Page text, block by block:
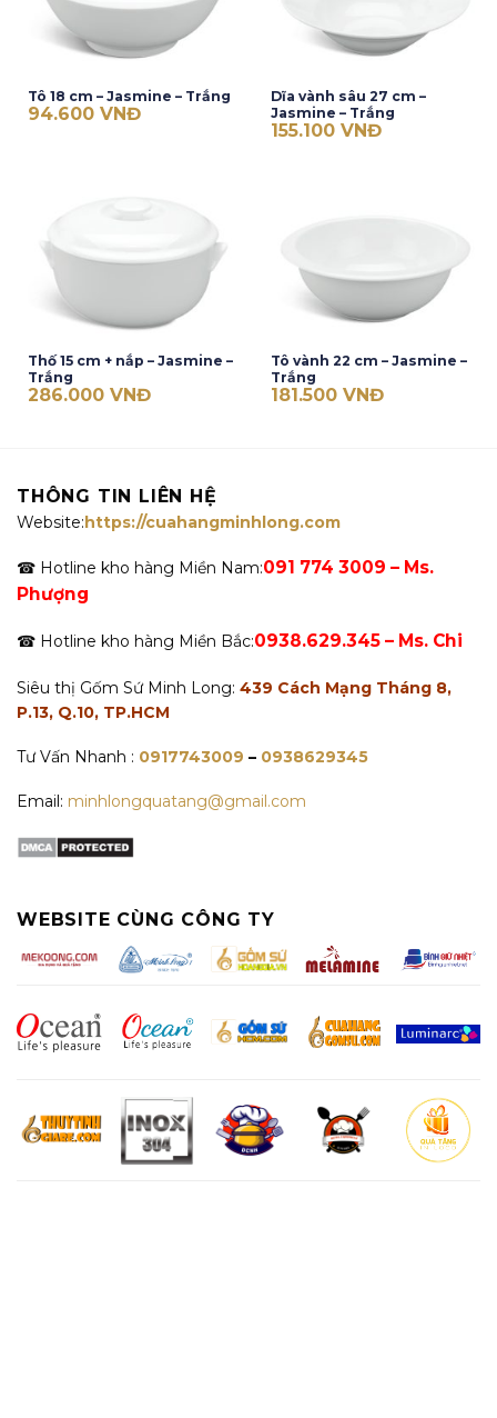
Tô 18 cm – Jasmine – Trắng
94.600 VNĐ
Dĩa vành sâu 27 cm –
Jasmine – Trắng
155.100 VNĐ
Thố 15 cm + nắp – Jasmine –
Trắng
286.000 VNĐ
Tô vành 22 cm – Jasmine –
Trắng
181.500 VNĐ
THÔNG TIN LIÊN HỆ
Website:https://cuahangminhlong.com
☎ Hotline kho hàng Miền Nam:091 774 3009 – Ms.
Phượng
☎ Hotline kho hàng Miền Bắc:0938.629.345 – Ms. Chi
Siêu thị Gốm Sứ Minh Long: 439 Cách Mạng Tháng 8,
P.13, Q.10, TP.HCM
Tư Vấn Nhanh : 0917743009 – 0938629345
Email: minhlongquatang@gmail.com
WEBSITE CÙNG CÔNG TY